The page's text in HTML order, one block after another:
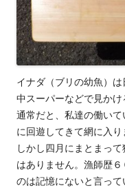
イナダ（ブリの幼魚）
中スーパーなどで見かけ
通常だと、私達の働い
に回遊してきて網に入り
しかし四月にまとまっ
はありません。漁師歴
のは記憶にないと言って